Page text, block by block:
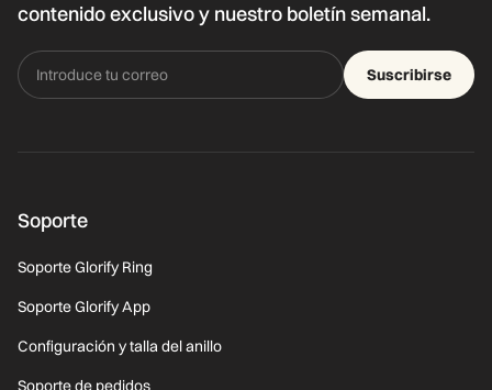
contenido exclusivo y nuestro boletín semanal.
Suscribirse
Soporte
Soporte Glorify Ring
Soporte Glorify App
Configuración y talla del anillo
Soporte de pedidos